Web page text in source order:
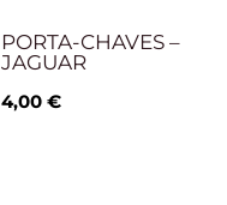
PORTA-CHAVES –
JAGUAR
4,00 €